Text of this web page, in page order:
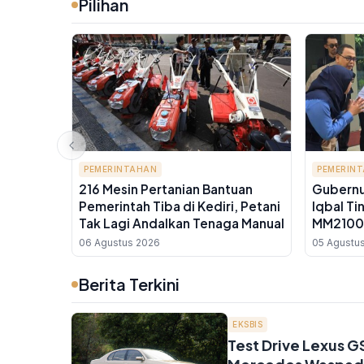
Pilihan
PEMERINTAHAN
216 Mesin Pertanian Bantuan
Pemerintah Tiba di Kediri, Petani
Tak Lagi Andalkan Tenaga Manual
06 Agustus 2026
Iqbal
NTB
Jerman
05
Berita Terkini
EKSBIS
Test Drive Lexus